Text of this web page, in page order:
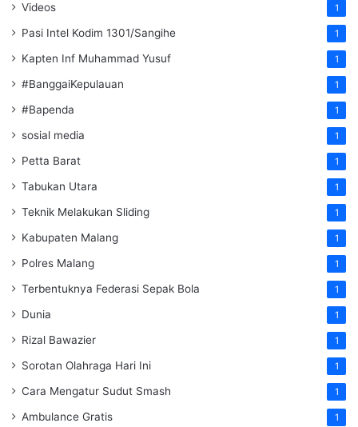
Videos 1
Pasi Intel Kodim 1301/Sangihe 1
Kapten Inf Muhammad Yusuf 1
#BanggaiKepulauan 1
#Bapenda 1
sosial media 1
Petta Barat 1
Tabukan Utara 1
Teknik Melakukan Sliding 1
Kabupaten Malang 1
Polres Malang 1
Terbentuknya Federasi Sepak Bola 1
Dunia 1
Rizal Bawazier 1
Sorotan Olahraga Hari Ini 1
Cara Mengatur Sudut Smash 1
Ambulance Gratis 1